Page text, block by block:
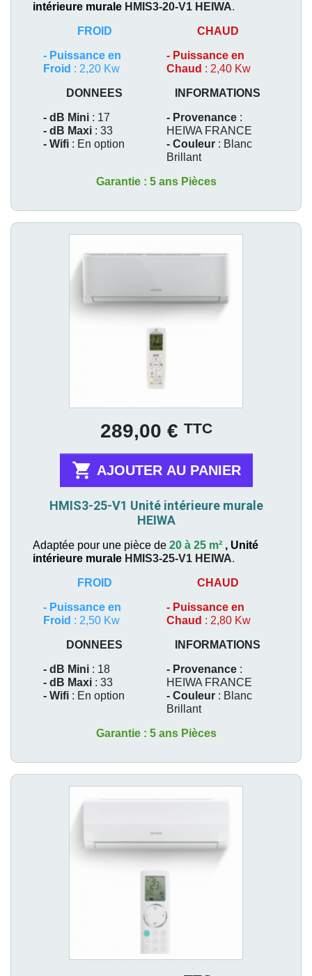
intérieure murale HMIS3-20-V1 HEIWA.
FROID
- Puissance en
Froid : 2,20 Kw
CHAUD
- Puissance en
Chaud : 2,40 Kw
DONNEES
- dB Mini : 17
- dB Maxi : 33
- Wifi : En option
INFORMATIONS
- Provenance :
HEIWA FRANCE
- Couleur : Blanc
Brillant
Garantie : 5 ans Pièces
289,00 € TTC
 AJOUTER AU PANIER
HMIS3-25-V1 Unité intérieure murale
HEIWA
Adaptée pour une pièce de 20 à 25 m² , Unité
intérieure murale HMIS3-25-V1 HEIWA.
FROID
- Puissance en
Froid : 2,50 Kw
CHAUD
- Puissance en
Chaud : 2,80 Kw
DONNEES
- dB Mini : 18
- dB Maxi : 33
- Wifi : En option
INFORMATIONS
- Provenance :
HEIWA FRANCE
- Couleur : Blanc
Brillant
Garantie : 5 ans Pièces